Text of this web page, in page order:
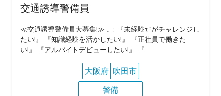
交通誘導警備員
≪交通誘導警備員大募集!≫ 。: 『未経験だがチャレンジし
たい!』 『知識経験を活かしたい!』 『正社員で働きた
い!』 『アルバイトデビューしたい!』 『
大阪府 吹田市
警備